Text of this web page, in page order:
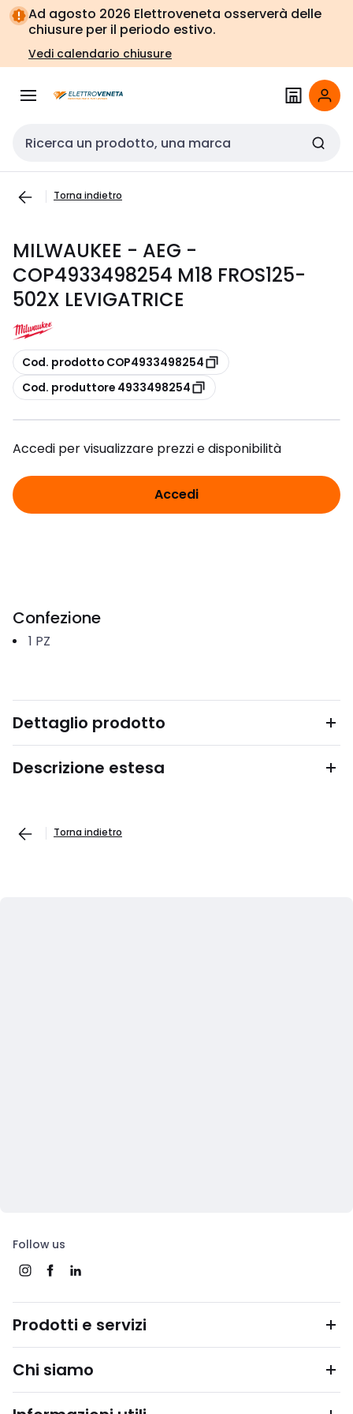
Vai alla
navigazione
Vai
alla
pagina
Ad agosto 2026 Elettroveneta osserverà delle
chiusure per il periodo estivo.
Vedi calendario chiusure
Cerca input
Torna indietro
MILWAUKEE - AEG -
COP4933498254 M18 FROS125-
502X LEVIGATRICE
copia
Cod. prodotto COP4933498254
copia
Cod. produttore 4933498254
Accedi per visualizzare prezzi e disponibilità
Accedi
Confezione
1 PZ
Dettaglio prodotto
Descrizione estesa
Torna indietro
Follow us
Prodotti e servizi
Chi siamo